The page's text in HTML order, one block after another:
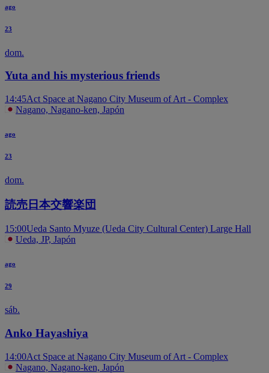
ago
23
dom.
Yuta and his mysterious friends
14:45Act Space at Nagano City Museum of Art - Complex
Nagano, Nagano-ken, Japón
ago
23
dom.
読売日本交響楽団
15:00Ueda Santo Myuze (Ueda City Cultural Center) Large Hall
Ueda, JP, Japón
ago
29
sáb.
Anko Hayashiya
14:00Act Space at Nagano City Museum of Art - Complex
Nagano, Nagano-ken, Japón